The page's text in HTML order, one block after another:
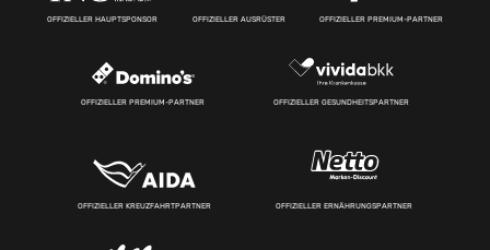
OFFIZIELLER HAUPTSPONSOR OFFIZIELLER AUSRÜSTER OFFIZIELLER PREMIUM-PARTNER
OFFIZIELLER PREMIUM-PARTNER OFFIZIELLER GESUNDHEITSPARTNER
OFFIZIELLER KREUZFAHRTPARTNER OFFIZIELLER ERNÄHRUNGSPARTNER